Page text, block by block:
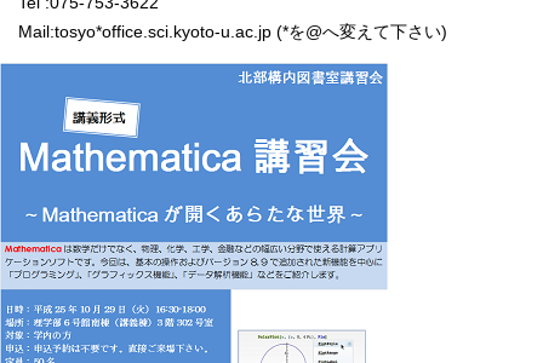
Mail:tosyo*office.sci.kyoto-u.ac.jp (*を@へ変えて下さい)